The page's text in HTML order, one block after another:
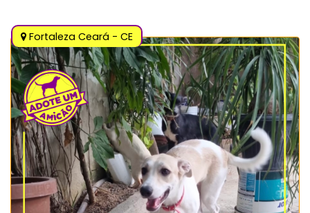
Fortaleza Ceará - CE